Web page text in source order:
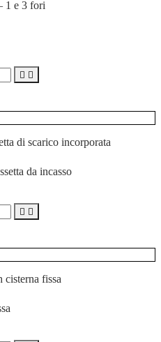
 
da incasso
 